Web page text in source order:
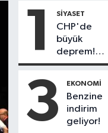
1 SIYASET
CHP'de
büyük
deprem!
230
başkanı Yeni
Parti'ye
geçiyor
3 EKONOMI
Benzine
indirim
geliyor!